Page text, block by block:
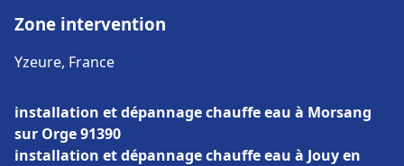
Zone intervention
Yzeure, France
installation et dépannage chauffe eau à Morsang
sur Orge 91390
installation et dépannage chauffe eau à Jouy en